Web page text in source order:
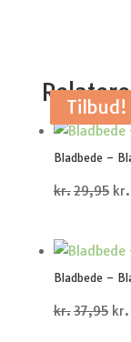
Tilbud!
Bladbede –
kr.29,95
var:
kr.
Tilbud!
Bladbede –
kr.37,95 kr.
Tilbud!
Tilbud!
Tilbud!